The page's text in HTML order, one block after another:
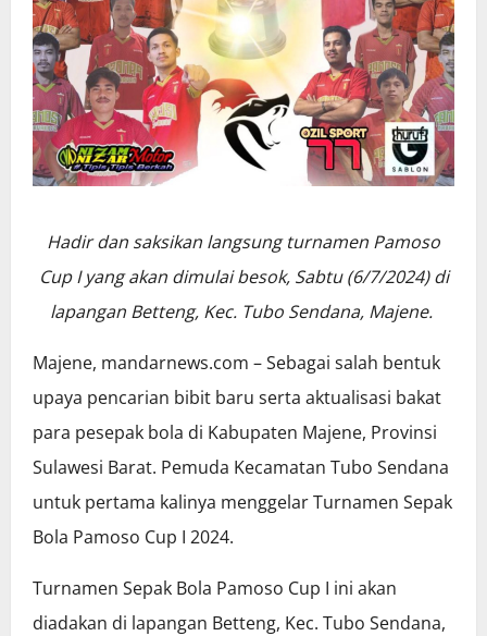
Hadir dan saksikan langsung turnamen Pamoso
Cup I yang akan dimulai besok, Sabtu (6/7/2024) di
lapangan Betteng, Kec. Tubo Sendana, Majene.
Majene, mandarnews.com – Sebagai salah bentuk
upaya pencarian bibit baru serta aktualisasi bakat
para pesepak bola di Kabupaten Majene, Provinsi
Sulawesi Barat. Pemuda Kecamatan Tubo Sendana
untuk pertama kalinya menggelar Turnamen Sepak
Bola Pamoso Cup I 2024.
Turnamen Sepak Bola Pamoso Cup I ini akan
diadakan di lapangan Betteng, Kec. Tubo Sendana,